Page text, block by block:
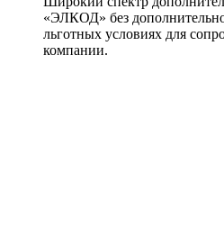
«ЭЛКОД» без
льготных условиях для
компании.